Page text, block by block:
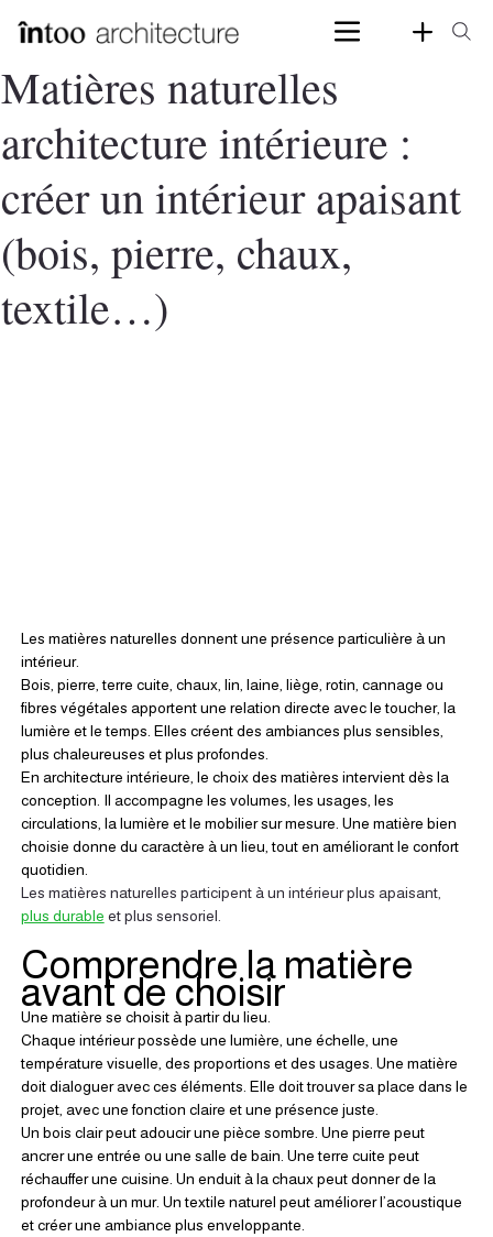
Matières naturelles
architecture intérieure :
créer un intérieur apaisant
(bois, pierre, chaux,
textile…)
Les matières naturelles donnent une présence particulière à un
intérieur.
Bois, pierre, terre cuite, chaux, lin, laine, liège, rotin, cannage ou
fibres végétales apportent une relation directe avec le toucher, la
lumière et le temps. Elles créent des ambiances plus sensibles,
plus chaleureuses et plus profondes.
En architecture intérieure, le choix des matières intervient dès la
conception. Il accompagne les volumes, les usages, les
circulations, la lumière et le mobilier sur mesure. Une matière bien
choisie donne du caractère à un lieu, tout en améliorant le confort
quotidien.
Les matières naturelles participent à un intérieur plus apaisant,
plus durable et plus sensoriel.
Comprendre la matière
avant de choisir
Une matière se choisit à partir du lieu.
Chaque intérieur possède une lumière, une échelle, une
température visuelle, des proportions et des usages. Une matière
doit dialoguer avec ces éléments. Elle doit trouver sa place dans le
projet, avec une fonction claire et une présence juste.
Un bois clair peut adoucir une pièce sombre. Une pierre peut
ancrer une entrée ou une salle de bain. Une terre cuite peut
réchauffer une cuisine. Un enduit à la chaux peut donner de la
profondeur à un mur. Un textile naturel peut améliorer l’acoustique
et créer une ambiance plus enveloppante.